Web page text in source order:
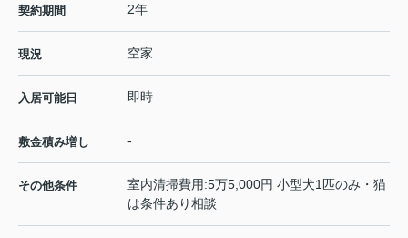
契約期間 2年
現況 空家
入居可能日 即時
敷金積み増し -
その他条件
室内清掃費用:5万5,000円 小型犬1匹のみ・猫
は条件あり相談